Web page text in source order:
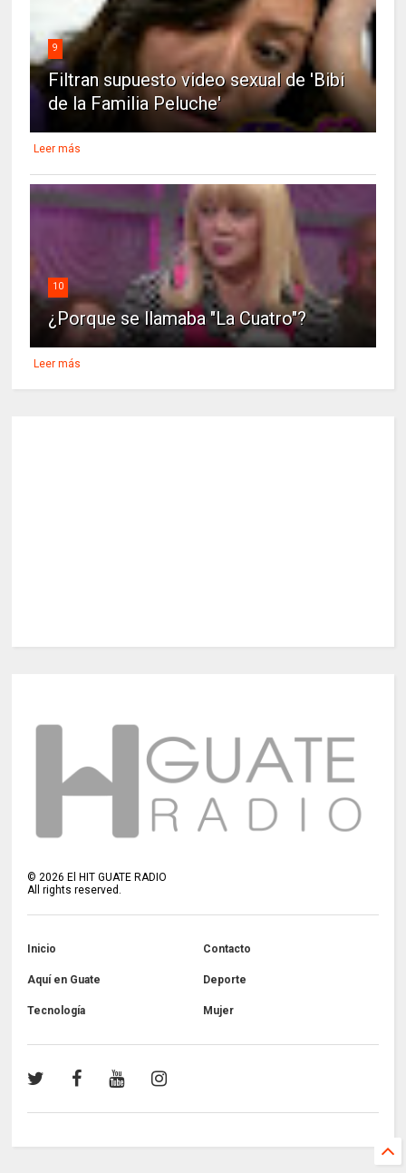
9
Filtran supuesto video sexual de 'Bibi
de la Familia Peluche'
Leer más
10
¿Porque se llamaba "La Cuatro"?
Leer más
©2026 El HIT GUATE RADIO
All rights reserved.
Inicio Contacto
Aquí en Guate Deporte
Tecnología Mujer